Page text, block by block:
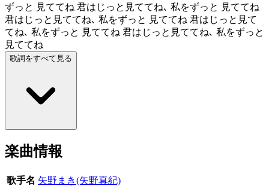
ずっと 見ててね 君はじっと見ててね､ 私をずっと 見ててね
君はじっと見ててね､ 私をずっと 見ててね 君はじっと見て
てね､ 私をずっと 見ててね 君はじっと見ててね､ 私をずっと
見ててね
歌詞をすべて見る
楽曲情報
歌手名 矢野まき(矢野真紀)